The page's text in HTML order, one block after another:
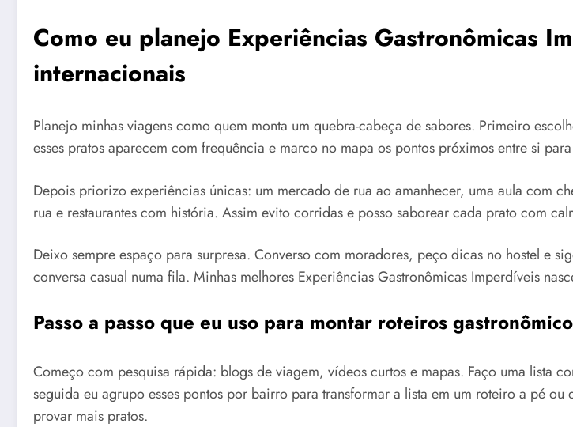
Como eu planejo Experiências Gastronômicas
internacionais
Planejo minhas viagens como quem monta um quebra-cabeça de sabores. Primeiro
esses pratos aparecem com frequência e marco no mapa os pontos próximos entre si
Depois priorizo experiências únicas: um mercado de rua ao amanhecer, uma aula com
rua e restaurantes com história. Assim evito corridas e posso saborear cada prato com
Deixo sempre espaço para surpresa. Converso com moradores, peço dicas no hostel e
conversa casual numa fila. Minhas melhores Experiências Gastronômicas Imperdíveis
Passo a passo que eu uso para montar roteiros
Começo com pesquisa rápida: blogs de viagem, vídeos curtos e mapas. Faço uma lista
seguida eu agrupo esses pontos por bairro para transformar a lista em um roteiro a pé
provar mais pratos.